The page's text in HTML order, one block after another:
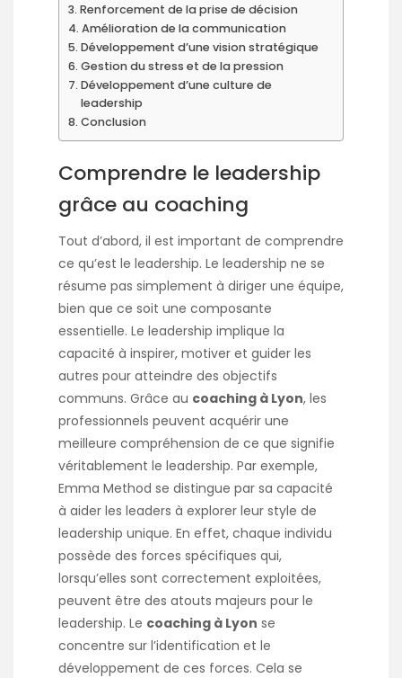
Renforcement de la prise de décision
Amélioration de la communication
Développement d’une vision stratégique
Gestion du stress et de la pression
Développement d’une culture de
leadership
Conclusion
Comprendre le leadership
grâce au coaching
Tout d’abord, il est important de comprendre
ce qu’est le leadership. Le leadership ne se
résume pas simplement à diriger une équipe,
bien que ce soit une composante
essentielle. Le leadership implique la
capacité à inspirer, motiver et guider les
autres pour atteindre des objectifs
communs. Grâce au coaching à Lyon, les
professionnels peuvent acquérir une
meilleure compréhension de ce que signifie
véritablement le leadership. Par exemple,
Emma Method se distingue par sa capacité
à aider les leaders à explorer leur style de
leadership unique. En effet, chaque individu
possède des forces spécifiques qui,
lorsqu’elles sont correctement exploitées,
peuvent être des atouts majeurs pour le
leadership. Le coaching à Lyon se
concentre sur l’identification et le
développement de ces forces. Cela se